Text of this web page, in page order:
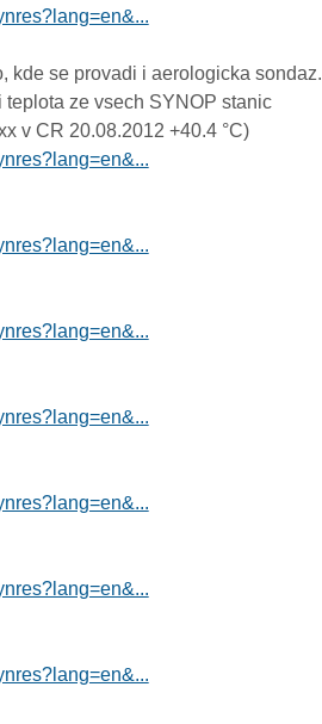
kde se provadi i aerologicka sondaz.
ze vsech SYNOP stanic
v CR 20.08.2012 +40.4 °C)